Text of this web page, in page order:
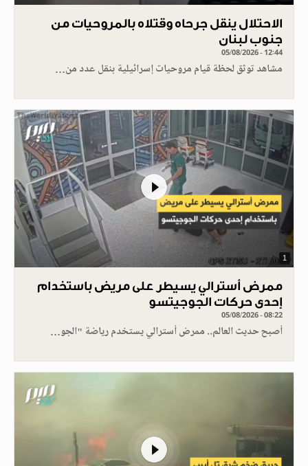
الاحتلال ينقل جرحاه وقتلاه بالمروحيات من
جنوب لبنان
05/08/2026 - 12:44
مشاهد توثق لحظة قيام مروحيات إسرائيلية بنقل عدد من…
1
ممرض أسترالي يسيطر على مريض باستخدام
إحدى حركات الجوجيتسو
05/08/2026 - 08:22
أصبح حديث العالم.. ممرض أسترالي يستخدم رياضة "الجو…